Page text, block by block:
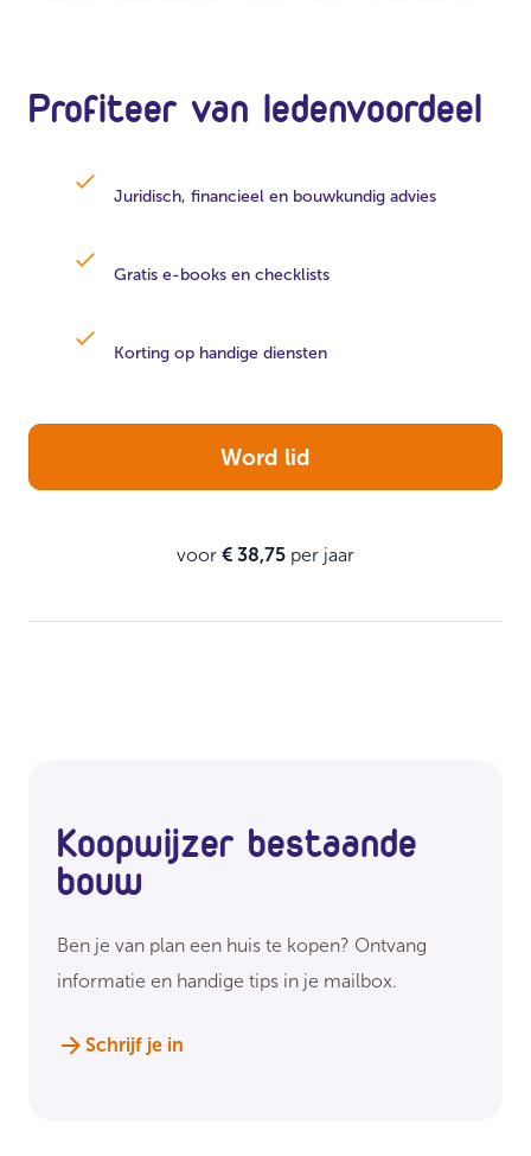
Profiteer van ledenvoordeel
Juridisch, financieel en bouwkundig advies
Gratis e-books en checklists
Korting op handige diensten
Word lid
voor € 38,75 per jaar
Koopwijzer bestaande
bouw
Ben je van plan een huis te kopen? Ontvang
informatie en handige tips in je mailbox.
Schrijf je in